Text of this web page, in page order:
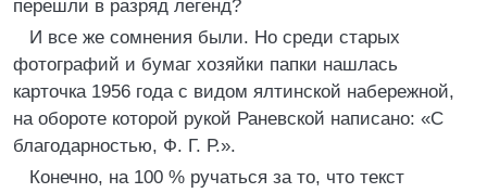
перешли в разряд легенд?
И все же сомнения были. Но среди старых
фотографий и бумаг хозяйки папки нашлась
карточка 1956 года с видом ялтинской набережной,
на обороте которой рукой Раневской написано: «С
благодарностью, Ф. Г. Р.».
Конечно, на 100 % ручаться за то, что текст